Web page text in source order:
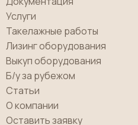
Услуги
Такелажные работы
Лизинг оборудования
Выкуп оборудования
Б/у за рубежом
Статьи
О компании
Оставить заявку